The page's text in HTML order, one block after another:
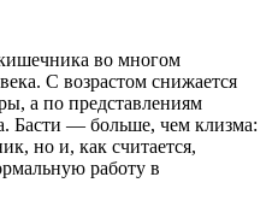
во многом
С возрастом снижается
а по представлениям
Басти — больше, чем клизма:
но и, как считается,
работу в